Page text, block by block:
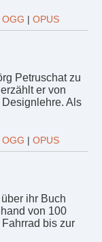
OGG | OPUS
Petruschat zu
er von
Als
OGG | OPUS
ihr Buch
von 100
bis zur